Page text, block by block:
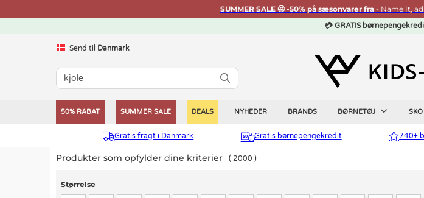
SUMMER SALE 🤩 -50% på sæsonvarer fra - Name It,
💳 GRATIS
Send til Danmark
50% RABAT SUMMER SALE DEALS NYHEDER BRANDS BØRNETØJ SKO
Gratis fragt i Danmark Gratis børnepengekredit 740+
Produkter som opfylder dine kriterier 2000
Størrelse